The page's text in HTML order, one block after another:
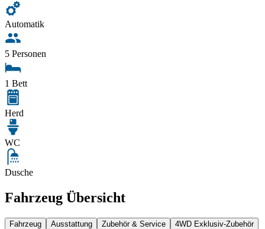
Automatik
5 Personen
1 Bett
Herd
WC
Dusche
Fahrzeug Übersicht
Fahrzeug Ausstattung Zubehör & Service
4WD Exklusiv-Zubehör